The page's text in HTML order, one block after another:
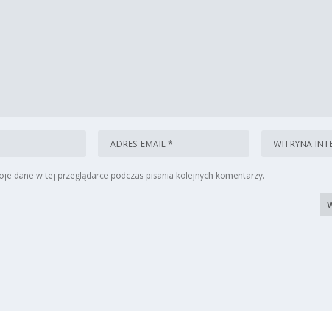
dane w tej przeglądarce podczas pisania kolejnych komentarzy.